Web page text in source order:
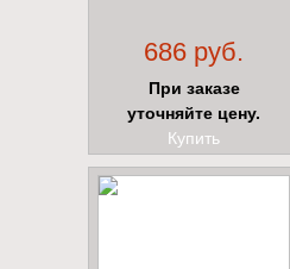
686 руб.
При заказе
уточняйте цену.
Купить